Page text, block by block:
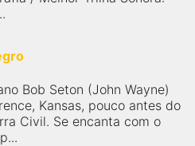
Bob Seton (John Wayne)
Kansas, pouco antes do
Civil. Se encanta com o